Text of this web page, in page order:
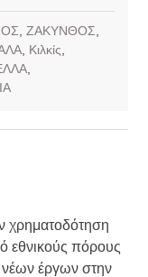
ΖΑΚΥΝΘΟΣ
, Κιλκίς
,
χρηματοδότηση
εθνικούς πόρους
έργων στην